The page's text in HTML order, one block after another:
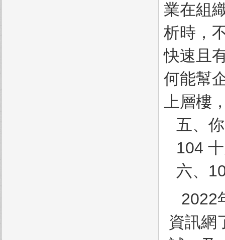
業在組
析時，
快速且
何能幫
上層樓
五、
104
六、
2022
資訊網